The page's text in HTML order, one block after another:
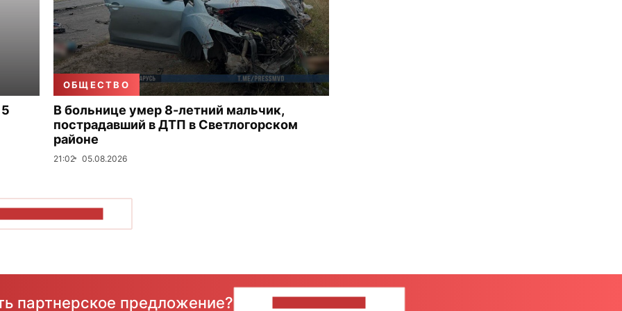
ОБЩЕСТВО
В больнице умер 8-летний мальчик,
пострадавший в ДТП в Светлогорском
районе
21:02 05.08.2026
партнерское предложение?